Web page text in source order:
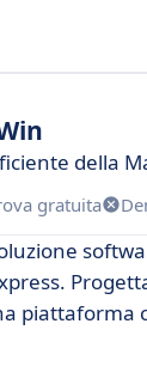
della
gratuita
piattaforma